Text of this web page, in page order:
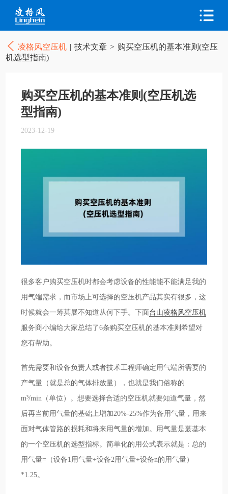
凌格风空压机 | 技术文章 > 购买空压机的基本准则(空压
机选型指南)
购买空压机的基本准则(空压机选
型指南)
2023-12-19
很多客户购买空压机时都会考虑设备的性能能不能满足我的
用气端需求，而市场上可选择的空压机产品其实有很多，这
时候就会一筹莫展不知道从何下手。下面台山凌格风空压机
服务商小编给大家总结了6条购买空压机的基本准则希望对
您有帮助。
首先需要和设备负责人或者技术工程师确定用气端所需要的
产气量（就是总的气体排放量），也就是我们俗称的
m³/min（单位）。想要选择合适的空压机就要知道气量，然
后再当前用气量的基础上增加20%-25%作为备用气量，用来
面对气体管路的损耗和将来用气量的增加。用气量是蕞基本
的一个空压机的选型指标。简单化的用公式表示就是：总的
用气量=（设备1用气量+设备2用气量+设备n的用气量）
*1.25。